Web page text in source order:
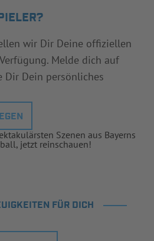
wir Dir Deine offiziellen
Melde dich auf
Dir Dein persönliches
Szenen aus Bayerns
jetzt reinschauen!
FÜR DICH